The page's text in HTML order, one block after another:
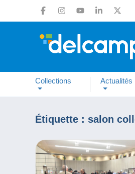
Collections Actualités
Étiquette : salon